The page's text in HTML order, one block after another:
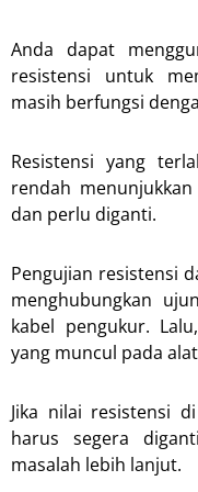
Anda dapat
resistensi untuk
masih berfungsi
Resistensi yang
rendah
dan perlu diganti.
Pengujian resistensi
menghubungkan
kabel pengukur.
yang muncul pada
Jika nilai resistensi
harus segera
masalah lebih lanjut.